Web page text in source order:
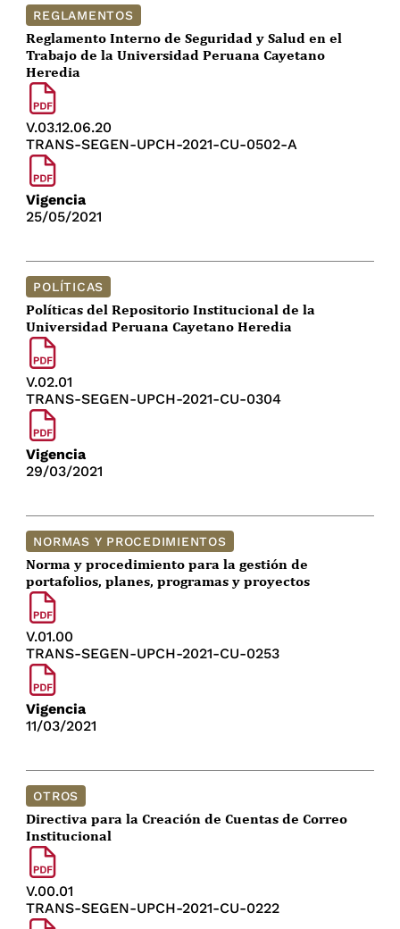
REGLAMENTOS
Reglamento Interno de Seguridad y Salud en el
Trabajo de la Universidad Peruana Cayetano
Heredia
V.03.12.06.20
TRANS-SEGEN-UPCH-2021-CU-0502-A
Vigencia
25/05/2021
POLÍTICAS
Políticas del Repositorio Institucional de la
Universidad Peruana Cayetano Heredia
V.02.01
TRANS-SEGEN-UPCH-2021-CU-0304
Vigencia
29/03/2021
NORMAS Y PROCEDIMIENTOS
Norma y procedimiento para la gestión de
portafolios, planes, programas y proyectos
V.01.00
TRANS-SEGEN-UPCH-2021-CU-0253
Vigencia
11/03/2021
OTROS
Directiva para la Creación de Cuentas de Correo
Institucional
V.00.01
TRANS-SEGEN-UPCH-2021-CU-0222